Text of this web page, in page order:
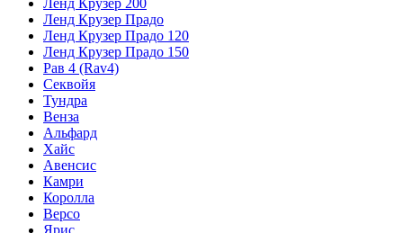
Ленд Крузер 200
Ленд Крузер Прадо
Ленд Крузер Прадо 120
Ленд Крузер Прадо 150
Рав 4 (Rav4)
Секвойя
Тундра
Венза
Альфард
Хайс
Авенсис
Камри
Королла
Версо